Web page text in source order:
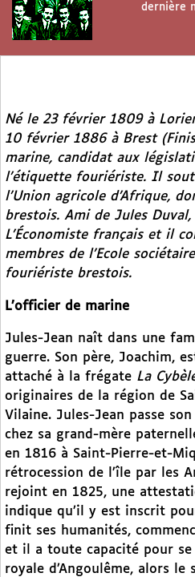
dernière
Né le 23 février 1809 à
10 février 1886 à Brest
marine, candidat aux
l’étiquette fouriériste. Il
l’Union agricole d’Afrique,
brestois. Ami de Jules
L’Économiste françaiset il
membres de l’Ecole
fouriériste brestois.
L’officier de marine
Jules-Jean naît dans une
guerre. Son père, Joachim,
attaché à la frégate La
originaires de la région de
Vilaine. Jules-Jean passe
chez sa grand-mère
en 1816 à Saint-Pierre-et-
rétrocession de l’île par les
rejoint en 1825, une
indique qu’il y est inscrit
finit ses humanités,
et il a toute capacité pour se
royale d’Angoulême, alors le